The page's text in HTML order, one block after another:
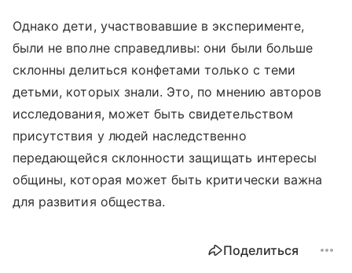
Однако дети, участвовавшие в эксперименте,
были не вполне справедливы: они были больше
склонны делиться конфетами только с теми
детьми, которых знали. Это, по мнению авторов
исследования, может быть свидетельством
присутствия у людей наследственно
передающейся склонности защищать интересы
общины, которая может быть критически важна
для развития общества.
Поделиться